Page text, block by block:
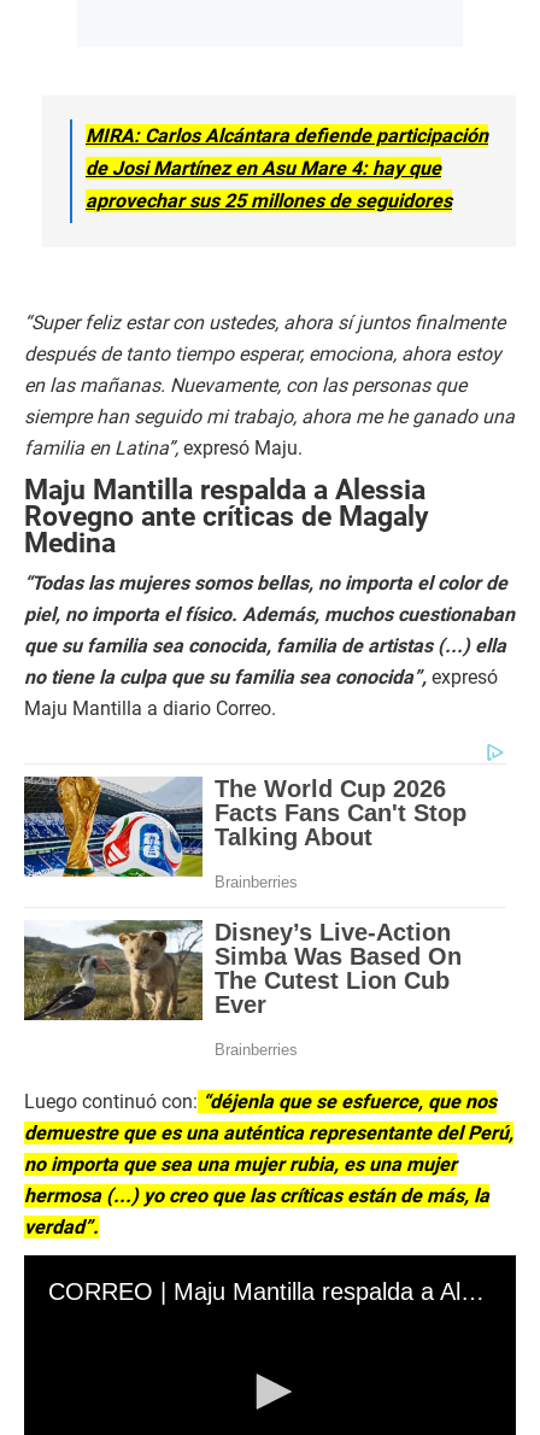
MIRA: Carlos Alcántara defiende participación
de Josi Martínez en Asu Mare 4: hay que
aprovechar sus 25 millones de seguidores
“Super feliz estar con ustedes, ahora sí juntos finalmente
después de tanto tiempo esperar, emociona, ahora estoy
en las mañanas. Nuevamente, con las personas que
siempre han seguido mi trabajo, ahora me he ganado una
familia en Latina”, expresó Maju.
Maju Mantilla respalda a Alessia
Rovegno ante críticas de Magaly
Medina
“Todas las mujeres somos bellas, no importa el color de
piel, no importa el físico. Además, muchos cuestionaban
que su familia sea conocida, familia de artistas (...) ella
no tiene la culpa que su familia sea conocida”, expresó
Maju Mantilla a diario Correo.
Luego continuó con: “déjenla que se esfuerce, que nos
demuestre que es una auténtica representante del Perú,
no importa que sea una mujer rubia, es una mujer
hermosa (...) yo creo que las críticas están de más, la
verdad”.
CORREO | Maju Mantilla respalda a Alessia Rovegno ante críticas de Magaly Medina